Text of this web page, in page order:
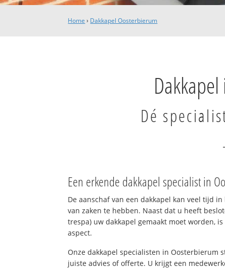
Home › Dakkapel Oosterbierum
Dé
Een erkende dakkapel specialist in
De aanschaf van een dakkapel kan veel tijd
van zaken te hebben. Naast dat u heeft
trespa) uw dakkapel gemaakt moet worden,
aspect.
Onze dakkapel specialisten in Oosterbierum
juiste advies of offerte. U krijgt een